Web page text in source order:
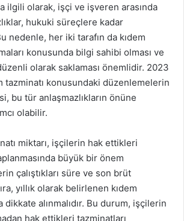
ilgili olarak, işçi ve işveren arasında
hukuki süreçlere kadar
nedenle, her iki tarafın da kıdem
konusunda bilgi sahibi olması ve
olarak saklaması önemlidir. 2023
tazminatı konusundaki düzenlemelerin
bu tür anlaşmazlıkların önüne
olabilir.
miktarı, işçilerin hak ettikleri
büyük bir önem
çalıştıkları süre ve son brüt
yıllık olarak belirlenen kıdem
dikkate alınmalıdır. Bu durum, işçilerin
hak ettikleri tazminatları